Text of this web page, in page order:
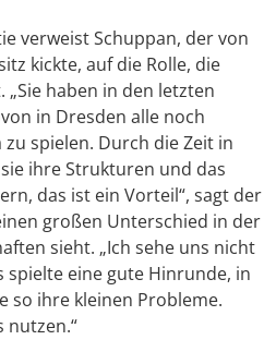
verweist Schuppan, der von
kickte, auf die Rolle, die
„Sie haben in den letzten
in Dresden alle noch
spielen. Durch die Zeit in
ihre Strukturen und das
das ist ein Vorteil“, sagt der
großen Unterschied in der
sieht. „Ich sehe uns nicht
eine gute Hinrunde, in
so ihre kleinen Probleme.
nutzen.“